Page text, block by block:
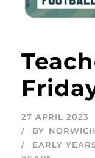
27 APRIL 2023
BY
EARLY